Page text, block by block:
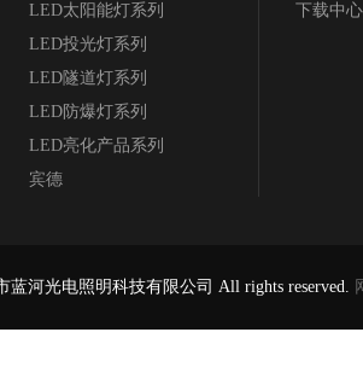
LED太阳能灯系列
LED投光灯系列
LED隧道灯系列
LED防爆灯系列
LED亮化产品系列
宾德
下载中心
蓝河光电照明科技有限公司 All rights reserved.